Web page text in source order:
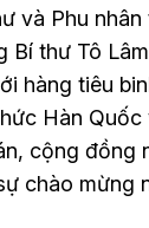
và Phu nhân
Bí thư Tô
hàng tiêu
Hàn Quốc
cộng đồng
chào mừng